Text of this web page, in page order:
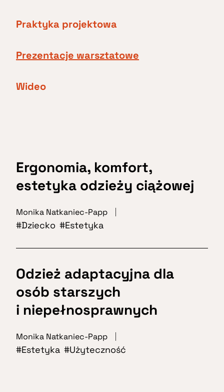
Praktyka projektowa
Prezentacje warsztatowe
Wideo
Ergonomia, komfort,
estetyka odzieży ciążowej
Monika Natkaniec-Papp
Dziecko Estetyka
Odzież adaptacyjna dla
osób starszych
i niepełnosprawnych
Monika Natkaniec-Papp
Estetyka Użyteczność